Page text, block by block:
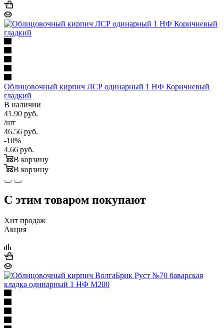
Облицовочный кирпич ЛСР одинарный 1 НФ Коричневый
гладкий
В наличии
41.90 руб.
/шт
46.56 руб.
-10%
4.66 руб.
В корзину
В корзину
С этим товаром покупают
Хит продаж
Акция